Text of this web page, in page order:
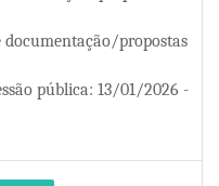
propostas
pública: 13/01/2026 -